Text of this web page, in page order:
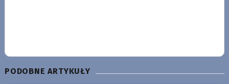
PODOBNE ARTYKUŁY